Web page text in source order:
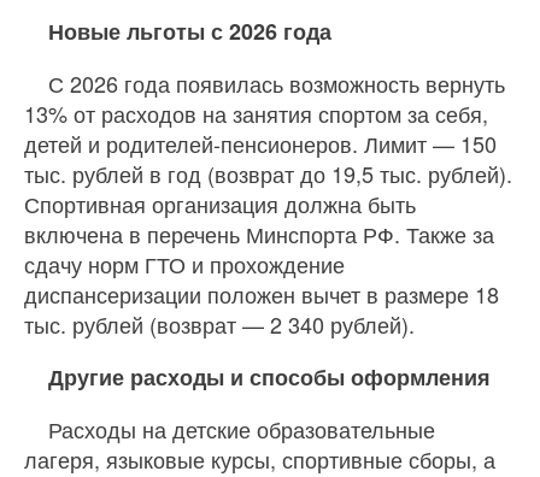
Новые льготы с 2026 года
С 2026 года появилась возможность вернуть
13% от расходов на занятия спортом за себя,
детей и родителей-пенсионеров. Лимит — 150
тыс. рублей в год (возврат до 19,5 тыс. рублей).
Спортивная организация должна быть
включена в перечень Минспорта РФ. Также за
сдачу норм ГТО и прохождение
диспансеризации положен вычет в размере 18
тыс. рублей (возврат — 2 340 рублей).
Другие расходы и способы оформления
Расходы на детские образовательные
лагеря, языковые курсы, спортивные сборы, а